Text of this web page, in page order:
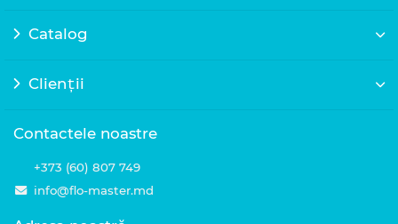
Catalog
Clienții
Contactele noastre
+373 (60) 807 749
info@flo-master.md